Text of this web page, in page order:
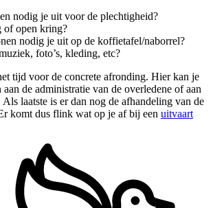
nodig je uit voor de plechtigheid?
of open kring?
nodig je uit op de koffietafel/naborrel?
foto’s, kleding, etc?
tijd voor de concrete afronding. Hier kan je
aan de administratie van de overledene of aan
laatste is er dan nog de afhandeling van de
komt dus flink wat op je af bij een uitvaart